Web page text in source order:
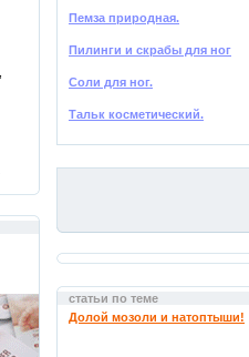
Пемза природная.
Пилинги и скрабы для ног
Соли для ног.
Тальк косметический.
статьи по теме
Долой мозоли и натоптыши!